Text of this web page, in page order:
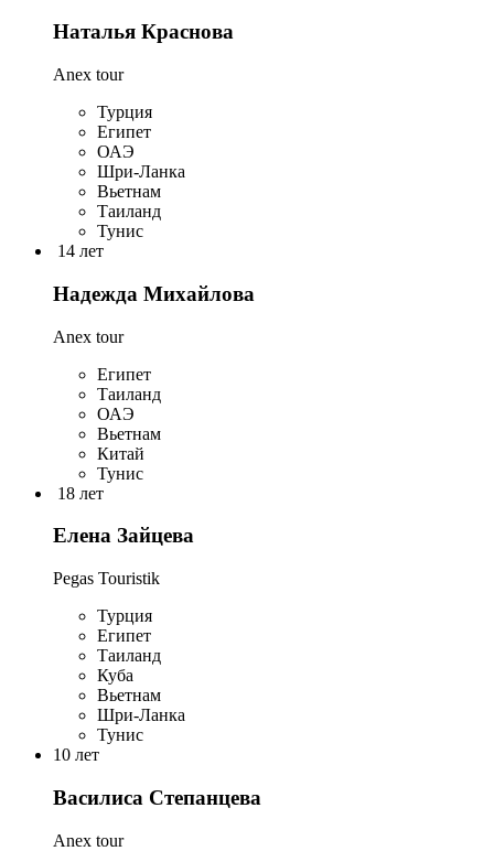
Наталья Краснова
Anex tour
Турция
Египет
ОАЭ
Шри-Ланка
Вьетнам
Таиланд
Тунис
14 лет
Надежда Михайлова
Anex tour
Египет
Таиланд
ОАЭ
Вьетнам
Китай
Тунис
18 лет
Елена Зайцева
Pegas Touristik
Турция
Египет
Таиланд
Куба
Вьетнам
Шри-Ланка
Тунис
10 лет
Василиса Степанцева
Anex tour